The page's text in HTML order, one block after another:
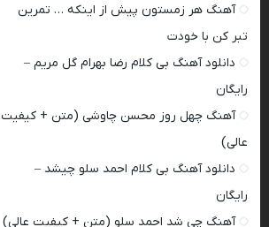
آهنگ هر زمستون پیش از اینکه … تمرین
تبر کن با خودت
دانلود آهنگ بی کلام رضا بهرام گل مریم –
رایگان
آهنگ چهل روز محسن چاوشی (متن + کیفیت
عالی)
دانلود آهنگ بی کلام احمد سلو چیشد –
رایگان
آهنگ چی شد احمد سلو (متن + کیفیت عالی)